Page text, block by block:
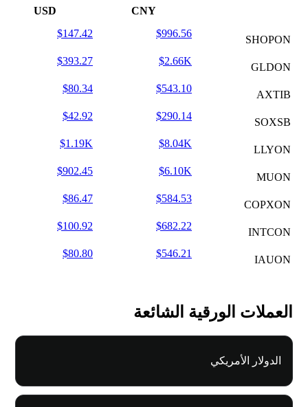
CNY
USD
SHOPON
$996.56
$147.42
GLDON
$2.66K
$393.27
AXTIB
$543.10
$80.34
SOXSB
$290.14
$42.92
LLYON
$8.04K
$1.19K
MUON
$6.10K
$902.45
COPXON
$584.53
$86.47
INTCON
$682.22
$100.92
IAUON
$546.21
$80.80
العملات الورقية الشائعة
الدولار الأمريكي